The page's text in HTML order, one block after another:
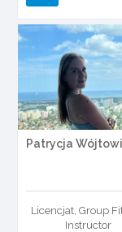
Patrycja
Licencjat, Group
Instructor